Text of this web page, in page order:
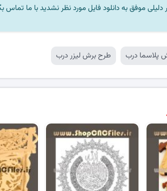
موفق به دانلود فایل مورد نظر نشدید با ما تماس
پلاسما درب طرح برش لیزر درب